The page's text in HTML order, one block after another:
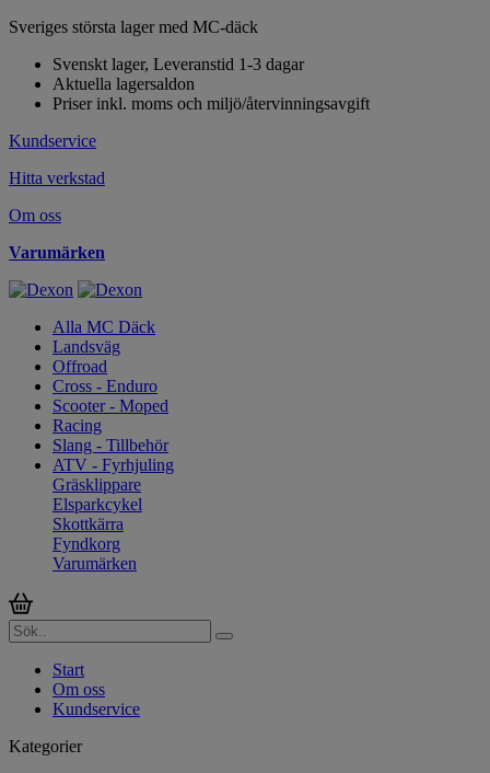
Sveriges största lager med MC-däck
Svenskt lager, Leveranstid 1-3 dagar
Aktuella lagersaldon
Priser inkl. moms och miljö/återvinningsavgift
Kundservice
Hitta verkstad
Om oss
Varumärken
Alla MC Däck
Landsväg
Offroad
Cross - Enduro
Scooter - Moped
Racing
Slang - Tillbehör
ATV - Fyrhjuling
Gräsklippare
Elsparkcykel
Skottkärra
Fyndkorg
Varumärken
Start
Om oss
Kundservice
Kategorier